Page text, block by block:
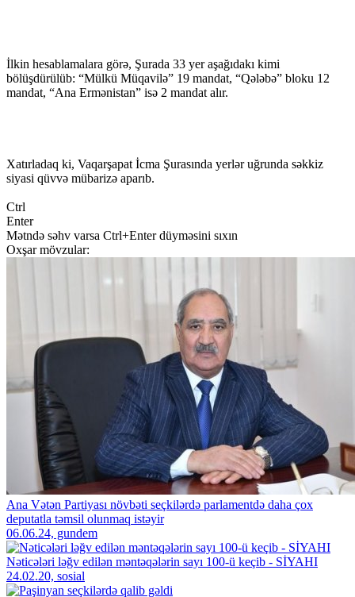
İlkin hesablamalara görə, Şurada 33 yer aşağıdakı kimi
bölüşdürülüb: “Mülkü Müqavilə” 19 mandat, “Qələbə” bloku 12
mandat, “Ana Ermənistan” isə 2 mandat alır.
Xatırladaq ki, Vaqarşapat İcma Şurasında yerlər uğrunda səkkiz
siyasi qüvvə mübarizə aparıb.
Ctrl
Enter
Mətndə səhv varsa Ctrl+Enter düyməsini sıxın
Oxşar mövzular:
Ana Vətən Partiyası növbəti seçkilərdə parlamentdə daha çox
deputatla təmsil olunmaq istəyir
06.06.24, gundem
Nəticələri ləğv edilən məntəqələrin sayı 100-ü keçib - SİYAHI
24.02.20, sosial